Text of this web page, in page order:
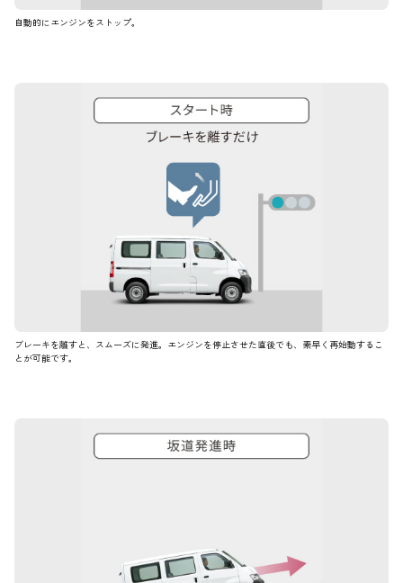
自動的にエンジンをストップ。
ブレーキを離すと、スムーズに発進。エンジンを停止させた直後でも、素早く再始動するこ
とが可能です。